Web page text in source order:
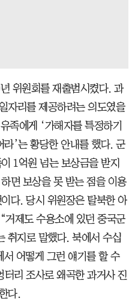
위원회를 재출범시켰다. 과
자리를 제공하려는 의도였을
족에게 ‘가해자를 특정하기
’는 황당한 안내를 했다. 군
1억원 넘는 보상금을 받지
면 보상을 못 받는 점을 이용
다. 당시 위원장은 탈북한 아
거제도 수용소에 있던 중국군
취지로 말했다. 북에서 수십
어떻게 그런 얘기를 할 수
리 조사로 왜곡한 과거사 진
다.